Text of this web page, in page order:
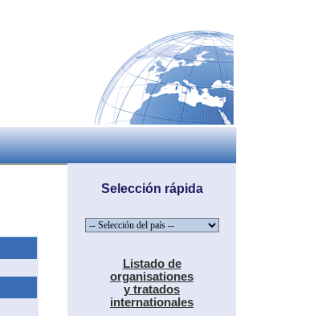
Selección rápida
Listado de
organisationes
y tratados
internationales